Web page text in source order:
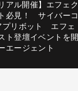
アル開催】エフェク
必見！ サイバーコ
プリボット エフェ
ト登壇イベントを開
エージェント